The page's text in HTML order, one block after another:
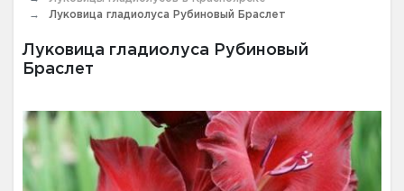
Луковица гладиолуса Рубиновый Браслет
Луковица гладиолуса Рубиновый
Браслет